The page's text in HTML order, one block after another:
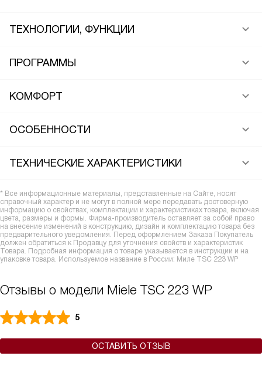
ТЕХНОЛОГИИ, ФУНКЦИИ
ПРОГРАММЫ
КОМФОРТ
ОСОБЕННОСТИ
ТЕХНИЧЕСКИЕ ХАРАКТЕРИСТИКИ
* Все информационные материалы, представленные на Сайте, носят
справочный характер и не могут в полной мере передавать достоверную
информацию о свойствах, комплектации и характеристиках товара, включая
цвета, размеры и формы. Фирма-производитель оставляет за собой право
на внесение изменений в конструкцию, дизайн и комплектацию товара без
предварительного уведомления. Перед оформлением Заказа Покупатель
должен обратиться к Продавцу для уточнения свойств и характеристик
Товара. Подробная информация о товаре указывается в инструкции и на
упаковке товара. Используемое название в России: Миле TSC 223 WP
Отзывы о модели Miele TSC 223 WP
5
ОСТАВИТЬ ОТЗЫВ